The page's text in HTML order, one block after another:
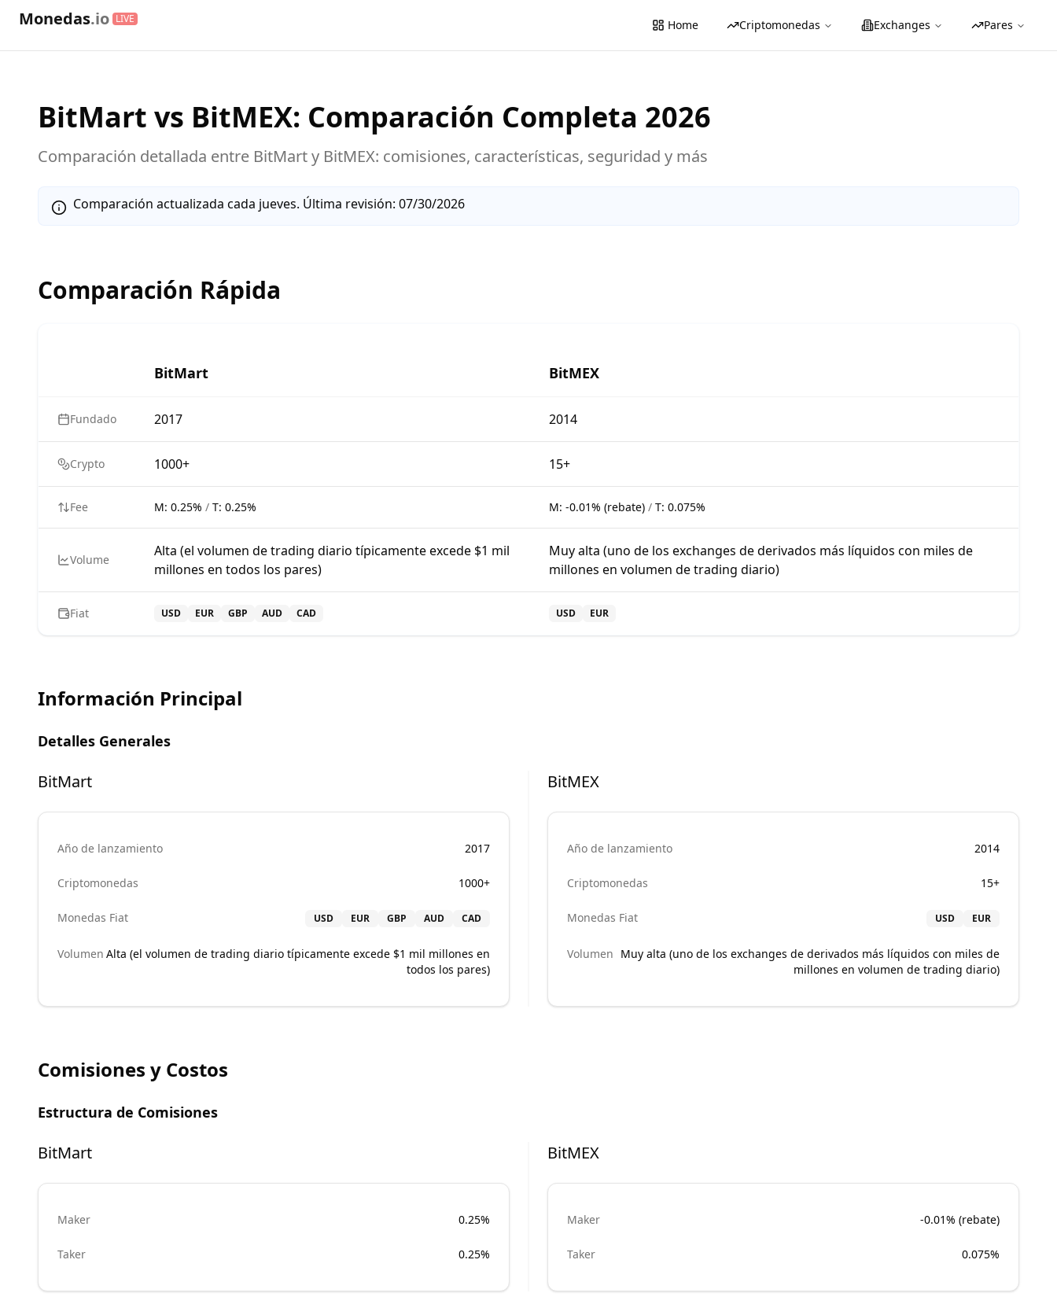
Monedas.io LIVE Home Criptomonedas Exchanges Pares
BitMart vs BitMEX: Comparación Completa 2026
Comparación detallada entre BitMarty BitMEX: comisiones, características, seguridad y más
Comparación actualizada cada jueves. Última revisión: 07/30/2026
Comparación Rápida
BitMart BitMEX
Fundado 2017 2014
Crypto 1000+ 15+
Fee M: 0.25% / T: 0.25% M: -0.01% (rebate) / T: 0.075%
Volume
Alta (el volumen de trading diario típicamente excede $1 mil
millones en todos los pares)
Muy alta (uno de los exchanges de derivados más líquidos con miles de
millones en volumen de trading diario)
Fiat USD EUR GBP AUD CAD USD EUR
Información Principal
Detalles Generales
BitMart
Año de lanzamiento 2017
Criptomonedas 1000+
Monedas Fiat USD EUR GBP AUD CAD
Volumen Alta (el volumen de trading diario típicamente excede $1 mil millones en
todos los pares)
BitMEX
Año de lanzamiento 2014
Criptomonedas 15+
Monedas Fiat USD EUR
Volumen Muy alta (uno de los exchanges de derivados más líquidos con miles de
millones en volumen de trading diario)
Comisiones y Costos
Estructura de Comisiones
BitMart
Maker 0.25%
Taker 0.25%
BitMEX
Maker -0.01% (rebate)
Taker 0.075%